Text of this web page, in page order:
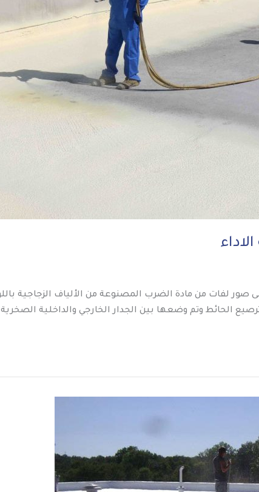
لفات من مادة الضرب المصنوعة من الألياف الزجاجية
الحائط وتم وضعها بين الجدار الخارجي والداخلية